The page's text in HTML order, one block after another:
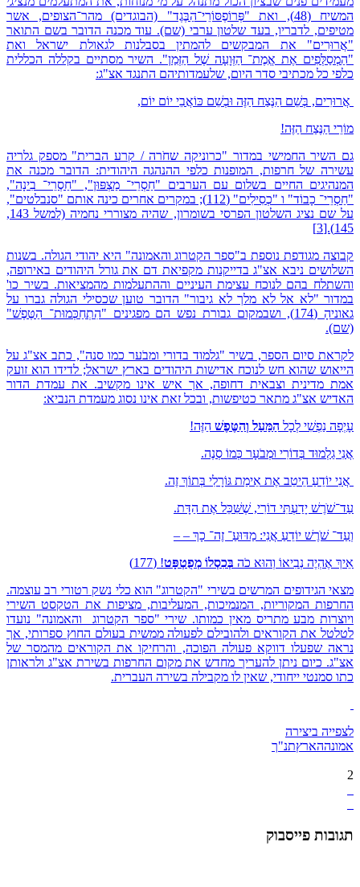
המשיח (48), ואת "פְּרוֹפֶסּוֹרֵי־הַבֶּגֶד" (הבוגדים) מהר־הצופים, אשר
מטיפים, לדבריו, בעד שלטון ערבי (שם). עוד מכנה הדובר בשם התואר
"אֲרוּרִים" את המבקשים להמתין בסבלנות לגאולת ישראל ואת
"הַמְסַלְּפִים אֶת אֱמֶת־ הַזְּוָעָה שֶׁל הַזְּמַן". השיר מסתיים בקללה הכללית
כלפי כל מכתיבי סדר היום, שלעמדותיהם התנגד אצ"ג:
אֲרוּרִים, בְּשֵׁם הַנֶּצַח הַזֶּה וּבְשֵׁם כּוֹאֲבֵי יוֹם יוֹם,
מוֹרֵי הַנֶּצַח הַזֶּה!
גם השיר החמישי במדור "כרוניקה שחֹרה / קרע הברית" מספק גלריה
עשירה של חרפות, המופנות כלפי ההנהגה היהודית: הדובר מכנה את
המנהיגים החיים בשלום עם הערבים "חַסְרֵי־ מַצְפּוּן", "חַסְרֵי־ בִינָה",
"חַסְרֵי־ כָבוֹד" ו "כְסִילִים" (112); במקרים אחרים כינה אותם "סנבלטים",
על שם נציג השלטון הפרסי בשומרון, שהיה מצוררי נחמיה (למשל 143,
145).[3]
קבוצה מגודפת נוספת ב"ספר הקטרוג והאמונה" היא יהודי הגולה. בשנות
השלושים ניבא אצ"ג בדייקנות מקפיאת דם את גורל היהודים באירופה,
והשתלח בהם לנוכח עצימת העיניים וההתעלמות מהמציאות. בשיר כו'
במדור "לא אל לא מלך לא גיבור" הדובר טוען שכסילי הגולה גברו על
גאוניהָ (174), ושבמקום גבורת נפש הם מפגינים "הִתְחַכְּמוּת־ הַטֶּפֶשׁ"
(שם).
לקראת סיום הספר, בשיר "גלמוד בדורי ומבֹער כמו סנה", כתב אצ"ג על
הייאוש שהוא חש לנוכח אדישות היהודים בארץ ישראל; לדידו הוא זועק
אמת מדינית וצבאית דחופה, אך איש אינו מקשיב. את עמדת הדור
האדיש אצ"ג מתאר כטיפשות, ובכל זאת אינו נסוג מעמדת הנביא:
עָיְפָה נַפְשִׁי לְכָל הַמַּעַל וְהַטֶּפֶשׁ הַזֶּה!
אֲנִי גַלְמוּד בְּדוֹרִי וּמְבֹעָר כְּמוֹ סְנֶה.
אֲנִי יוֹדֵעַ הֵיטֵב אֶת אֵימַת גּוֹרָלִי בְּתוֹךְ זֶה.
עַד־שֹׁרֶשׁ יָדַעְתִּי דוֹרִי, שֶׁשִּׁכֵּל אֶת הַדָּת.
וְעַד־ שֹׁרֶשׁ יוֹדֵעַ אֲנִי: מַדּוּעַ־ זֶה־ כָךְ – –
אֵיךְ אֶהְיֶה נְבִיאוֹ וְהוּא כֹה בְּכִסְלוֹ מְפֻטְפָּט! (177)
מצאי הגידופים המרשים בשירי "הקטרוג" הוא כלי נשק רטורי רב עוצמה.
החרפות המקוריות, המנמיכות, המעליבות, מציפות את הטקסט השירי
ויוצרות מבע מתריס מאין כמותו. שירי "ספר הקטרוג והאמונה" נועדו
לטלטל את הקוראים ולהובילם לפעולה ממשית בעולם החוץ ספרותי, אך
נראה שפעלו דווקא פעולה הפוכה, והרחיקו את הקוראים מהמסר של
אצ"ג. כיום ניתן להעריך מחדש את מקום החרפות בשירת אצ"ג ולראותן
כתו סמנטי ייחודי, שאין לו מקבילה בשירה העברית.
לצפייה ביצירה
אמונההארץתנ"ך
2
תגובות פייסבוק